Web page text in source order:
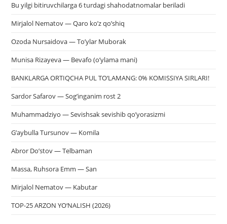
Bu yilgi bitiruvchilarga 6 turdagi shahodatnomalar beriladi
Mirjalol Nematov — Qaro ko’z qo’shiq
Ozoda Nursaidova — To’ylar Muborak
Munisa Rizayeva — Bevafo (o’ylama mani)
BANKLARGA ORTIQCHA PUL TO‘LAMANG: 0% KOMISSIYA SIRLARI!
Sardor Safarov — Sog’inganim rost 2
Muhammadziyo — Sevishsak sevishib qo’yorasizmi
G’aybulla Tursunov — Komila
Abror Do’stov — Telbaman
Massa, Ruhsora Emm — San
Mirjalol Nematov — Kabutar
TOP-25 ARZON YO‘NALISH (2026)